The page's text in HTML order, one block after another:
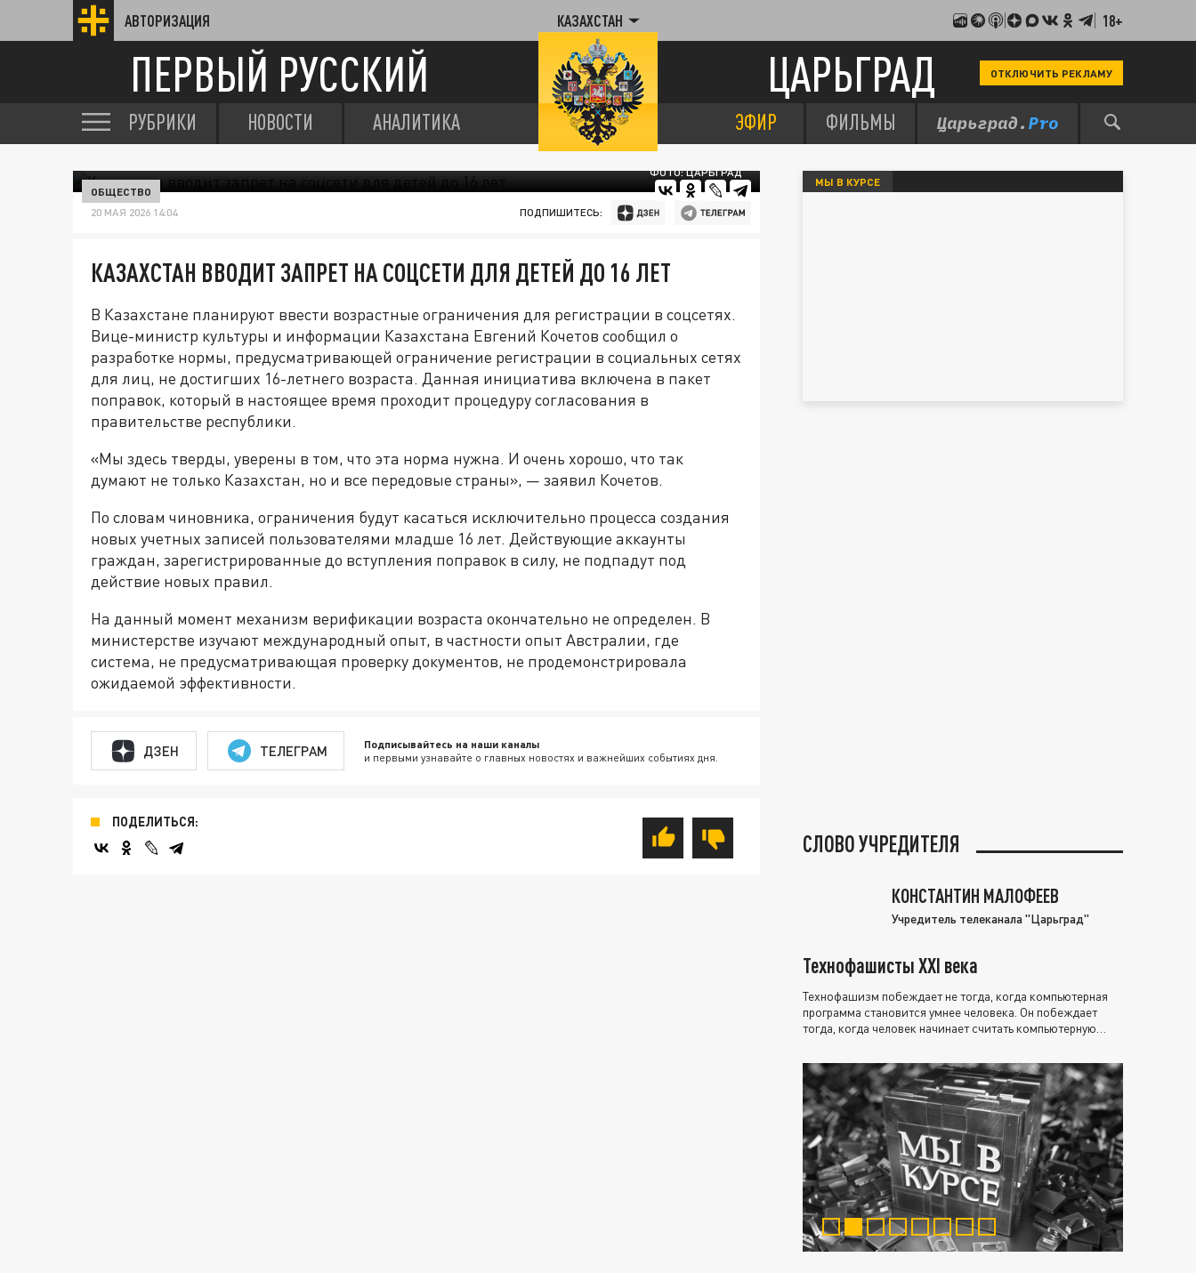
АВТОРИЗАЦИЯ КАЗАХСТАН 18+
ПЕРВЫЙ РУССКИЙ ЦАРЬГРАД ОТКЛЮЧИТЬ РЕКЛАМУ
РУБРИКИ НОВОСТИ АНАЛИТИКА ЭФИР ФИЛЬМЫ
ФОТО: ЦАРЬГРАД
ОБЩЕСТВО
20 МАЯ 2026 14:04 ПОДПИШИТЕСЬ:
КАЗАХСТАН ВВОДИТ ЗАПРЕТ НА СОЦСЕТИ ДЛЯ ДЕТЕЙ ДО 16 ЛЕТ
В Казахстане планируют ввести возрастные ограничения для регистрации в соцсетях.
Вице-министр культуры и информации Казахстана Евгений Кочетов сообщил о
разработке нормы, предусматривающей ограничение регистрации в социальных сетях
для лиц, не достигших 16-летнего возраста. Данная инициатива включена в пакет
поправок, который в настоящее время проходит процедуру согласования в
правительстве республики.
«Мы здесь тверды, уверены в том, что эта норма нужна. И очень хорошо, что так
думают не только Казахстан, но и все передовые страны», — заявил Кочетов.
По словам чиновника, ограничения будут касаться исключительно процесса создания
новых учетных записей пользователями младше 16 лет. Действующие аккаунты
граждан, зарегистрированные до вступления поправок в силу, не подпадут под
действие новых правил.
На данный момент механизм верификации возраста окончательно не определен. В
министерстве изучают международный опыт, в частности опыт Австралии, где
система, не предусматривающая проверку документов, не продемонстрировала
ожидаемой эффективности.
ДЗЕН ТЕЛЕГРАМ Подписывайтесь на наши каналы
и первыми узнавайте о главных новостях и важнейших событиях дня.
ПОДЕЛИТЬСЯ:
МЫ В КУРСЕ
СЛОВО УЧРЕДИТЕЛЯ
КОНСТАНТИН МАЛОФЕЕВ
Учредитель телеканала "Царьград"
Технофашисты XXI века
Технофашизм побеждает не тогда, когда компьютерная
программа становится умнее человека. Он побеждает
тогда, когда человек начинает считать компьютерную